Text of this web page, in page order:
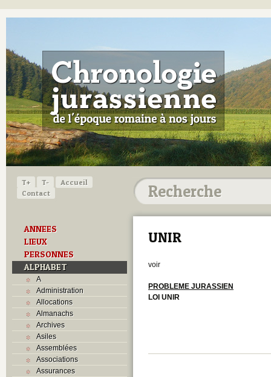
T+ T-
Accueil
Contact
ANNEES
LIEUX
PERSONNES
ALPHABET
A
Administration
Allocations
Almanachs
Archives
Asiles
Assemblées
Associations
Assurances
UNIR
voir
PROBLEME JURASSIEN
LOI UNIR